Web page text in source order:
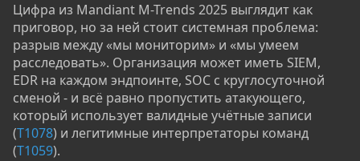
Цифра из Mandiant M-Trends 2025 выглядит как
приговор, но за ней стоит системная проблема:
разрыв между «мы мониторим» и «мы умеем
расследовать». Организация может иметь SIEM,
EDR на каждом эндпоинте, SOC с круглосуточной
сменой - и всё равно пропустить атакующего,
который использует валидные учётные записи
(T1078) и легитимные интерпретаторы команд
(T1059).